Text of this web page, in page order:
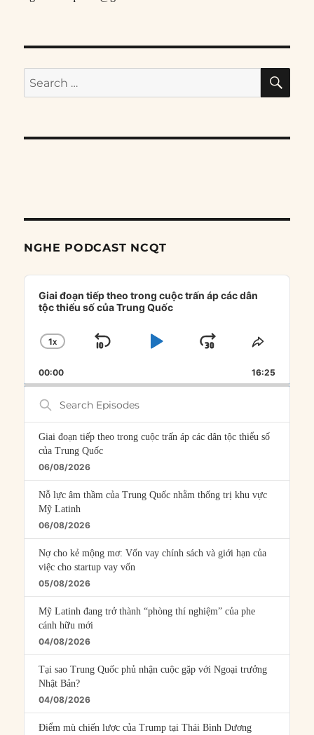
Search
for:
NGHE PODCAST NCQT
Audio
Player
Giai đoạn tiếp theo trong cuộc trấn áp các dân
tộc thiểu số của Trung Quốc
CHANGE
RATE
1X
SKIP
PLAYJUMP
FORWARD
SHARE
00:00 16:25
Search
Episodes
Giai đoạn tiếp theo trong cuộc trấn áp các dân tộc thiểu số
của Trung Quốc
06/08/2026
Nỗ lực âm thầm của Trung Quốc nhằm thống trị khu vực
Mỹ Latinh
06/08/2026
Nợ cho kẻ mộng mơ: Vốn vay chính sách và giới hạn của
việc cho startup vay vốn
05/08/2026
Mỹ Latinh đang trở thành “phòng thí nghiệm” của phe
cánh hữu mới
04/08/2026
Tại sao Trung Quốc phủ nhận cuộc gặp với Ngoại trưởng
Nhật Bản?
04/08/2026
Điểm mù chiến lược của Trump tại Thái Bình Dương